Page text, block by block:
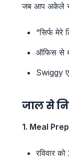
जब आप अकेले
“सिर्फ मेरे
ऑफिस से
Swiggy
जाल से
1. Meal
रविवार